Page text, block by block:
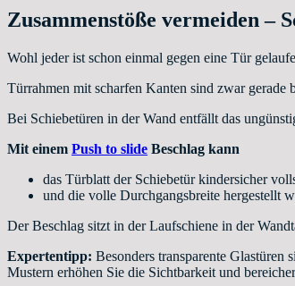
Zusammenstöße vermeiden
Wohl jeder ist schon einmal gegen eine Tür
Türrahmen mit scharfen Kanten sind zwar gerade
Bei Schiebetüren in der Wand entfällt das
Mit einem Push to slide Beschlag kann
das Türblatt der Schiebetür kindersicher
und die volle Durchgangsbreite hergestellt
Der Beschlag sitzt in der Laufschiene in der
Expertentipp: Besonders transparente
Mustern erhöhen Sie die Sichtbarkeit und